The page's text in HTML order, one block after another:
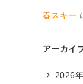
春スキー
アーカイ
2026